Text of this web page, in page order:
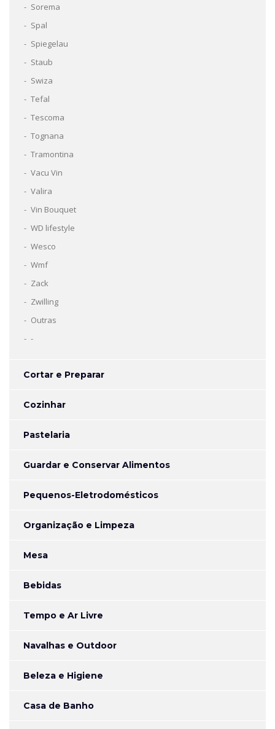
Sorema
Spal
Spiegelau
Staub
Swiza
Tefal
Tescoma
Tognana
Tramontina
Vacu Vin
Valira
Vin Bouquet
WD lifestyle
Wesco
Wmf
Zack
Zwilling
Outras
-
Cortar e Preparar
Cozinhar
Pastelaria
Guardar e Conservar Alimentos
Pequenos-Eletrodomésticos
Organização e Limpeza
Mesa
Bebidas
Tempo e Ar Livre
Navalhas e Outdoor
Beleza e Higiene
Casa de Banho